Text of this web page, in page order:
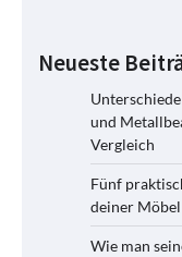
Neueste
und
Vergleich
Fünf
deiner
Wie man